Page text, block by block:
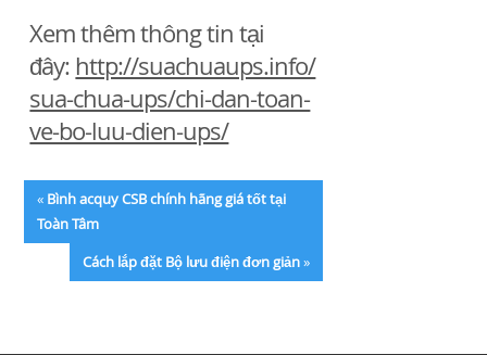
Xem thêm thông tin tại
đây: http://suachuaups.info/
sua-chua-ups/chi-dan-toan-
ve-bo-luu-dien-ups/
« Bình acquy CSB chính hãng giá tốt tại
Toàn Tâm
Cách lắp đặt Bộ lưu điện đơn giản»